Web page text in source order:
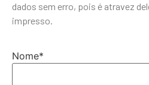
dados sem erro, pois é atravez
impresso.
Nome*